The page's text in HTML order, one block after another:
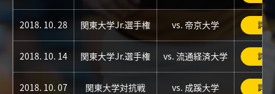
2018. 10. 28 関東大学Jr.選手権 vs. 帝京大学 詳細
2018. 10. 14 関東大学Jr.選手権 vs. 流通経済大学 詳細
2018. 10. 07 関東大学対抗戦 vs. 成蹊大学 詳細